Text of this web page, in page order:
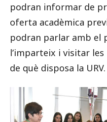
podran informar de
oferta acadèmica
podran parlar amb el
l’imparteix i visitar les
de què disposa la URV.